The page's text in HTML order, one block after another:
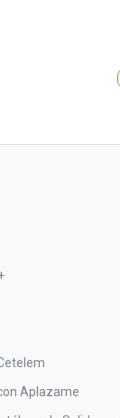
Aplazame